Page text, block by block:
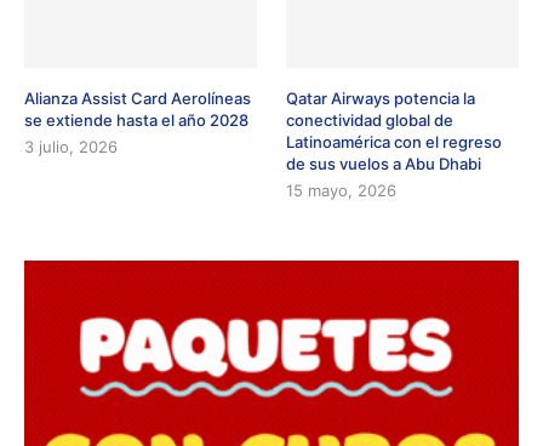
Alianza Assist Card Aerolíneas
se extiende hasta el año 2028
3 julio, 2026
Qatar Airways potencia la
conectividad global de
Latinoamérica con el regreso
de sus vuelos a Abu Dhabi
15 mayo, 2026